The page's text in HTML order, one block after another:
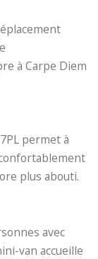
à Carpe Diem
permet à
plus abouti.
avec
van accueille